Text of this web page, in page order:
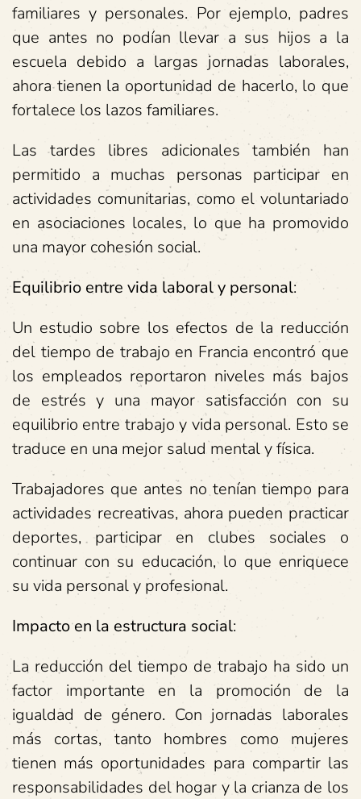
familiares y personales. Por ejemplo, padres
que antes no podían llevar a sus hijos a la
escuela debido a largas jornadas laborales,
ahora tienen la oportunidad de hacerlo, lo que
fortalece los lazos familiares.
Las tardes libres adicionales también han
permitido a muchas personas participar en
actividades comunitarias, como el voluntariado
en asociaciones locales, lo que ha promovido
una mayor cohesión social.
Equilibrio entre vida laboral y personal:
Un estudio sobre los efectos de la reducción
del tiempo de trabajo en Francia encontró que
los empleados reportaron niveles más bajos
de estrés y una mayor satisfacción con su
equilibrio entre trabajo y vida personal. Esto se
traduce en una mejor salud mental y física.
Trabajadores que antes no tenían tiempo para
actividades recreativas, ahora pueden practicar
deportes, participar en clubes sociales o
continuar con su educación, lo que enriquece
su vida personal y profesional.
Impacto en la estructura social:
La reducción del tiempo de trabajo ha sido un
factor importante en la promoción de la
igualdad de género. Con jornadas laborales
más cortas, tanto hombres como mujeres
tienen más oportunidades para compartir las
responsabilidades del hogar y la crianza de los